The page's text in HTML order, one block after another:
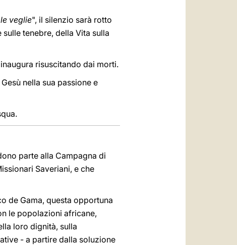
veglie", il silenzio sarà rotto
tenebre, della Vita sulla
risuscitando dai morti.
nella sua passione e
parte alla Campagna di
Saveriani, e che
de Gama, questa opportuna
le popolazioni africane,
loro dignità, sulla
- a partire dalla soluzione